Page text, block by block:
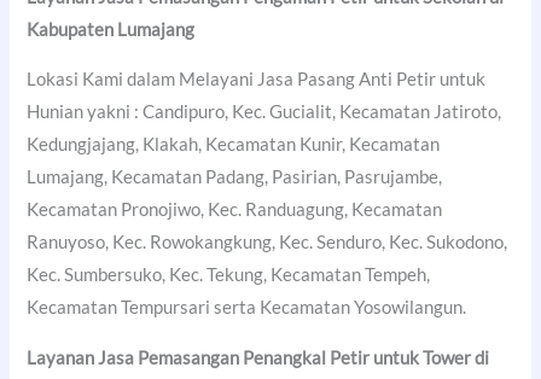
Kabupaten Lumajang
Lokasi Kami dalam Melayani Jasa Pasang Anti Petir untuk
Hunian yakni : Candipuro, Kec. Gucialit, Kecamatan Jatiroto,
Kedungjajang, Klakah, Kecamatan Kunir, Kecamatan
Lumajang, Kecamatan Padang, Pasirian, Pasrujambe,
Kecamatan Pronojiwo, Kec. Randuagung, Kecamatan
Ranuyoso, Kec. Rowokangkung, Kec. Senduro, Kec. Sukodono,
Kec. Sumbersuko, Kec. Tekung, Kecamatan Tempeh,
Kecamatan Tempursari serta Kecamatan Yosowilangun.
Layanan Jasa Pemasangan Penangkal Petir untuk Tower di